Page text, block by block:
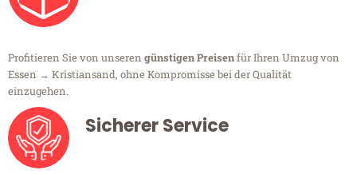
Profitieren Sie von unseren günstigen Preisenfür Ihren Umzug von
Essen → Kristiansand, ohne Kompromisse bei der Qualität
einzugehen.
Sicherer Service